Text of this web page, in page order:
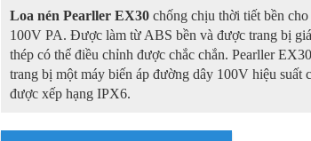
Loa nén Pearller EX30 chống chịu thời tiết bền
100V PA. Được làm từ ABS bền và được trang bị
thép có thể điều chỉnh được chắc chắn. Pearller
trang bị một máy biến áp đường dây 100V hiệu suất
được xếp hạng IPX6.